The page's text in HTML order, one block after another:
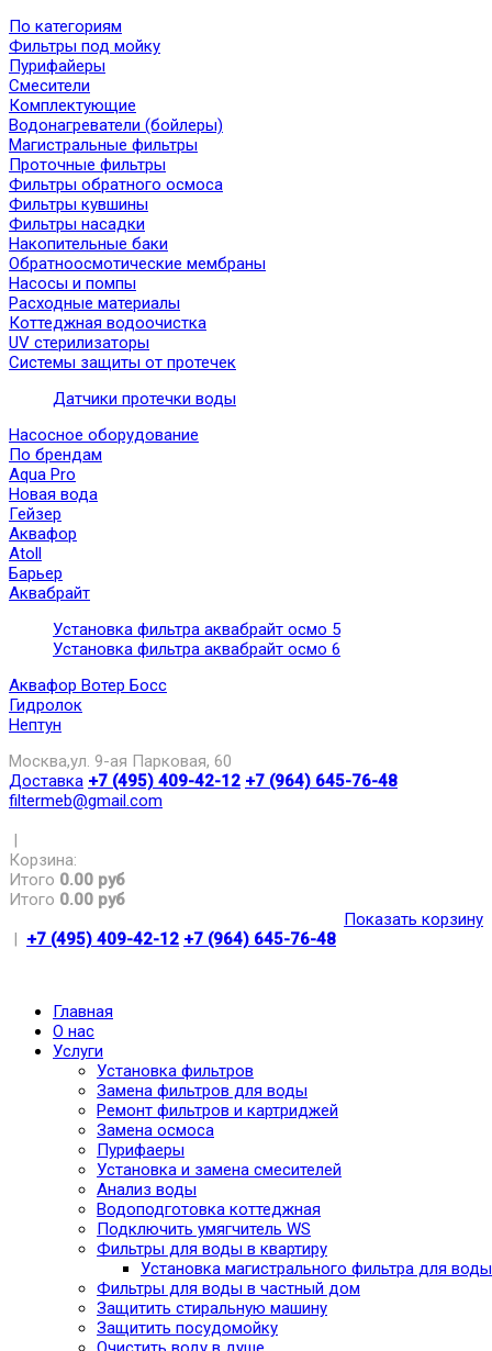
По категориям
Фильтры под мойку
Пурифайеры
Смесители
Комплектующие
Водонагреватели (бойлеры)
Магистральные фильтры
Проточные фильтры
Фильтры обратного осмоса
Фильтры кувшины
Фильтры насадки
Накопительные баки
Обратноосмотические мембраны
Насосы и помпы
Расходные материалы
Коттеджная водоочистка
UV стерилизаторы
Системы защиты от протечек
Датчики протечки воды
Насосное оборудование
По брендам
Aqua Pro
Новая вода
Гейзер
Аквафор
Atoll
Барьер
Аквабрайт
Установка фильтра аквабрайт осмо 5
Установка фильтра аквабрайт осмо 6
Аквафор Вотер Босс
Гидролок
Нептун
Москва,ул. 9-ая Парковая, 60
Доставка +7 (495) 409-42-12 +7 (964) 645-76-48
filtermeb@gmail.com
|
Корзина:
Итого 0.00 руб
Итого 0.00 руб
Показать корзину
| +7 (495) 409-42-12 +7 (964) 645-76-48
Главная
О нас
Услуги
Установка фильтров
Замена фильтров для воды
Ремонт фильтров и картриджей
Замена осмоса
Пурифаеры
Установка и замена смесителей
Анализ воды
Водоподготовка коттеджная
Подключить умягчитель WS
Фильтры для воды в квартиру
Установка магистрального фильтра для воды
Фильтры для воды в частный дом
Защитить стиральную машину
Защитить посудомойку